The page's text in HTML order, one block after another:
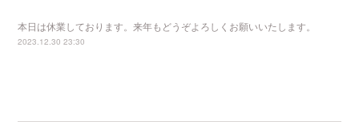
本日は休業しております。来年もどうぞよろしくお願いいたします。
2023.12.30 23:30